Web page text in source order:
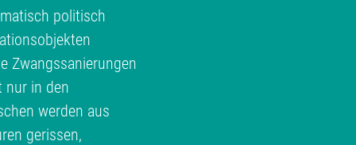
politisch
Zwangssanierungen
nur in den
werden aus
gerissen,